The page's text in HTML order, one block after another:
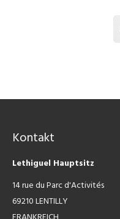
Kontakt
Lethiguel Hauptsitz
14 rue du Parc d'Activités
69210 LENTILLY